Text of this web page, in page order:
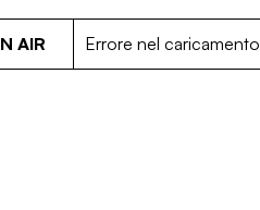
AIR Errore nel caricamento